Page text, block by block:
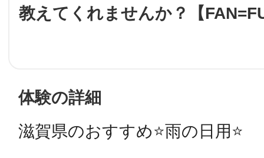
教えてくれませんか？【
SMS
体験の詳細
滋賀県のおすすめ⭐️雨の日用⭐️